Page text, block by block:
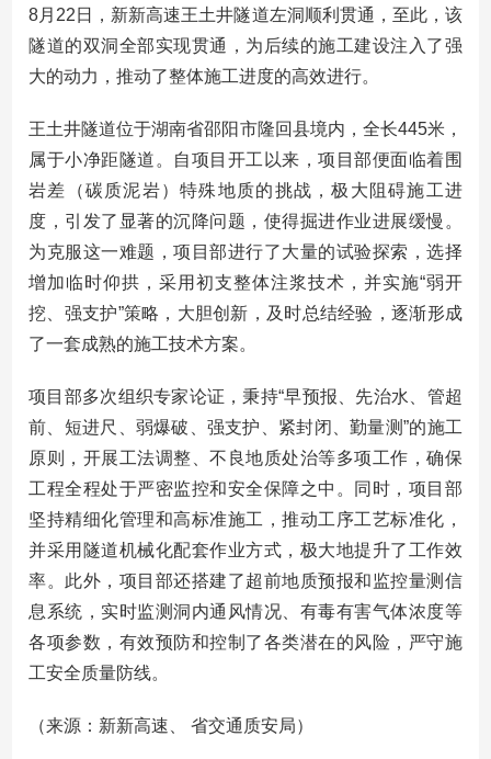
8月22日，新新高速王土井隧道左洞顺利贯通，至此，该
隧道的双洞全部实现贯通，为后续的施工建设注入了强
大的动力，推动了整体施工进度的高效进行。
王土井隧道位于湖南省邵阳市隆回县境内，全长445米，
属于小净距隧道。自项目开工以来，项目部便面临着围
岩差（碳质泥岩）特殊地质的挑战，极大阻碍施工进
度，引发了显著的沉降问题，使得掘进作业进展缓慢。
为克服这一难题，项目部进行了大量的试验探索，选择
增加临时仰拱，采用初支整体注浆技术，并实施“弱开
挖、强支护”策略，大胆创新，及时总结经验，逐渐形成
了一套成熟的施工技术方案。
项目部多次组织专家论证，秉持“早预报、先治水、管超
前、短进尺、弱爆破、强支护、紧封闭、勤量测”的施工
原则，开展工法调整、不良地质处治等多项工作，确保
工程全程处于严密监控和安全保障之中。同时，项目部
坚持精细化管理和高标准施工，推动工序工艺标准化，
并采用隧道机械化配套作业方式，极大地提升了工作效
率。此外，项目部还搭建了超前地质预报和监控量测信
息系统，实时监测洞内通风情况、有毒有害气体浓度等
各项参数，有效预防和控制了各类潜在的风险，严守施
工安全质量防线。
（来源：新新高速、 省交通质安局）